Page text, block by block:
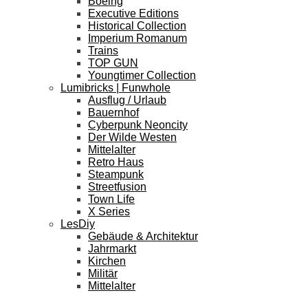
Executive Editions
Historical Collection
Imperium Romanum
Trains
TOP GUN
Youngtimer Collection
Lumibricks | Funwhole
Ausflug / Urlaub
Bauernhof
Cyberpunk Neoncity
Der Wilde Westen
Mittelalter
Retro Haus
Steampunk
Streetfusion
Town Life
X Series
LesDiy
Gebäude & Architektur
Jahrmarkt
Kirchen
Militär
Mittelalter